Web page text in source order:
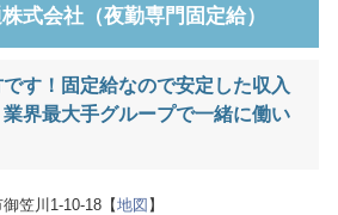
式会社（夜勤専門固定給）
す！固定給なので安定した収入
界最大手グループで一緒に働い
笠川1-10-18【地図】